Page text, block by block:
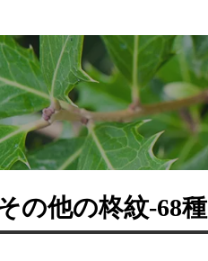
の他の柊紋-68種